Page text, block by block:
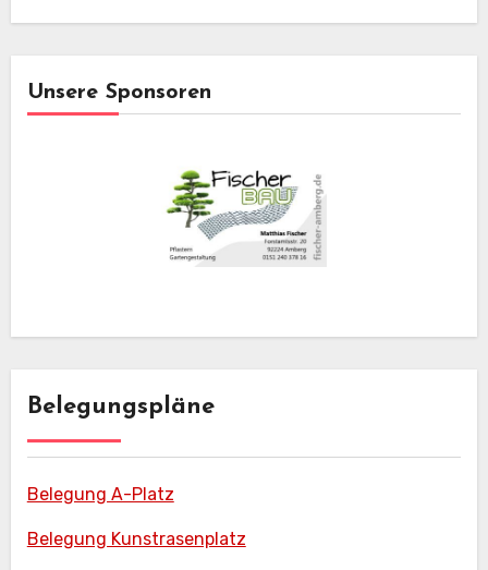
Unsere Sponsoren
Belegungspläne
Belegung A-Platz
Belegung Kunstrasenplatz